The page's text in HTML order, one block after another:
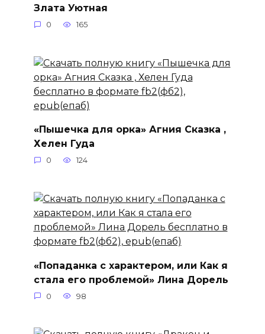
Злата Уютная
0 165
«Пышечка для орка» Агния Сказка ,
Хелен Гуда
0 124
«Попаданка с характером, или Как я
стала его проблемой» Лина Дорель
0 98